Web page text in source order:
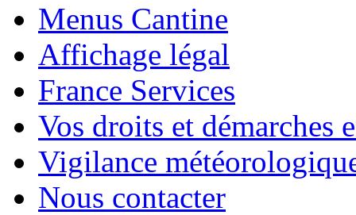
Menus Cantine
Affichage légal
France Services
Vos droits et démarches
Vigilance
Nous contacter